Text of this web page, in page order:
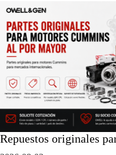
Repuestos originales